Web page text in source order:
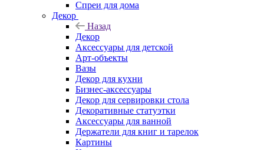
Спреи для дома
Декор
Назад
Декор
Аксессуары для детской
Арт-объекты
Вазы
Декор для кухни
Бизнес-аксессуары
Декор для сервировки стола
Декоративные статуэтки
Аксессуары для ванной
Держатели для книг и тарелок
Картины